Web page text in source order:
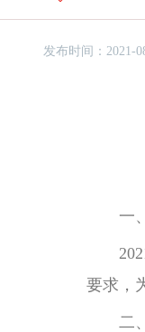
发布时间：2021-
一、
要求，
二